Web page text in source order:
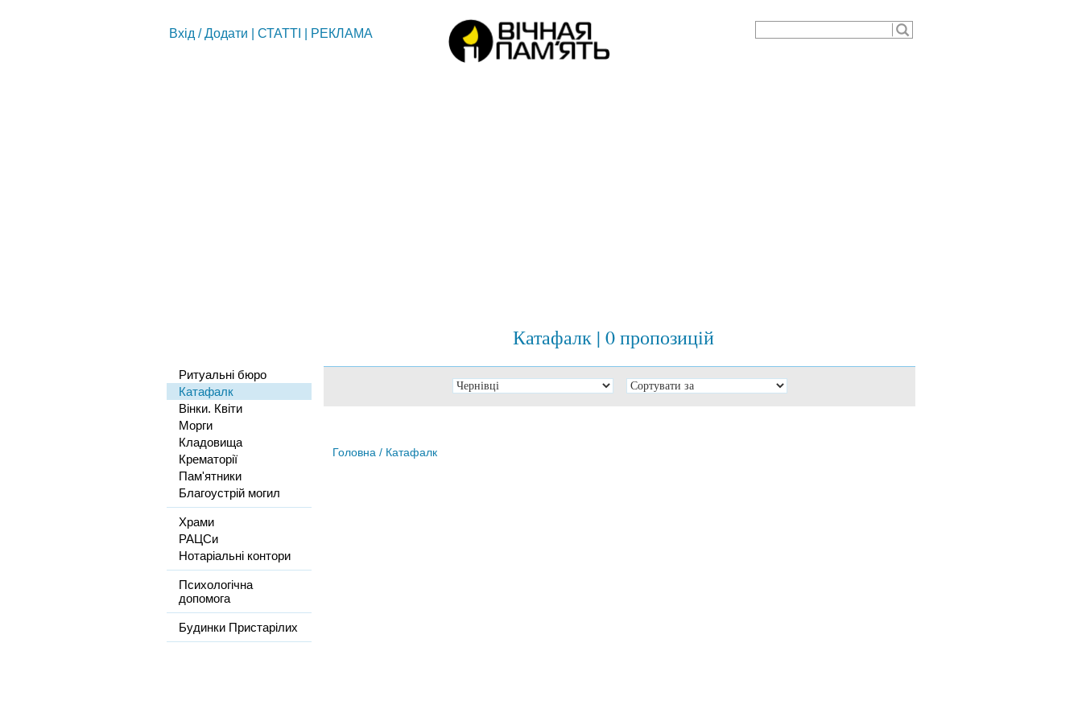
Вхід /Додати СТАТТІ РЕКЛАМА
Катафалк | 0 пропозицій
Ритуальні бюро
Катафалк
Вінки. Квіти
Морги
Кладовища
Крематорії
Пам'ятники
Благоустрій могил
Храми
РАЦСи
Нотаріальні контори
Психологічна
допомога
Будинки Пристарілих
Головна / Катафалк